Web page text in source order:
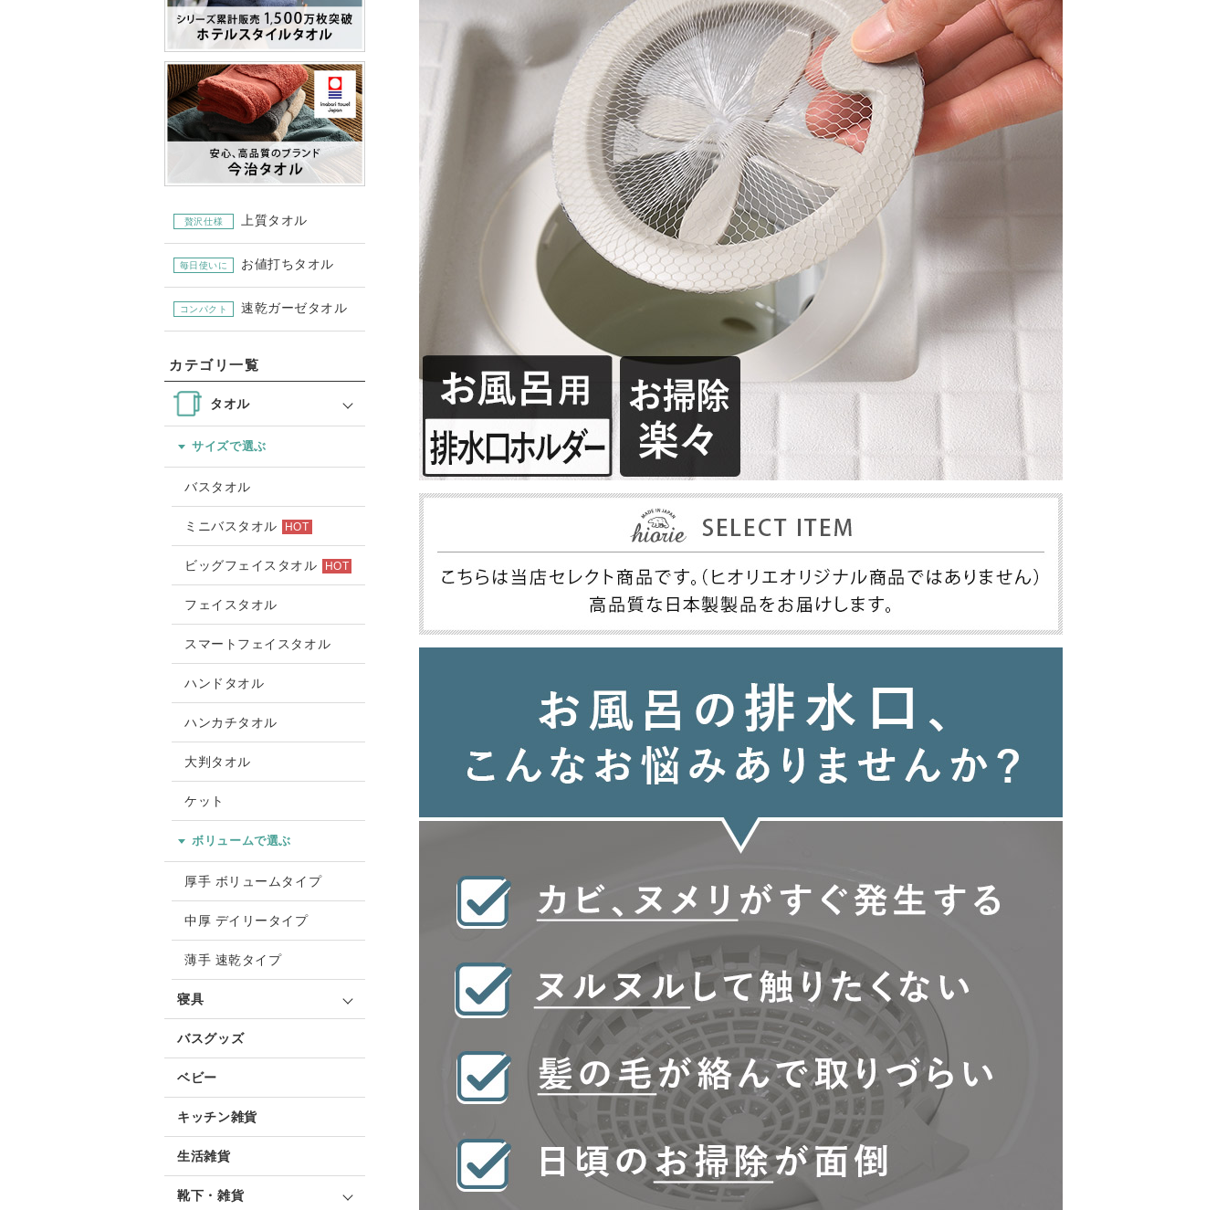
贅沢仕様 上質タオル
毎日使いに お値打ちタオル
コンパクト 速乾ガーゼタオル
カテゴリ一覧
タオル
サイズで選ぶ
バスタオル
ミニバスタオル HOT
ビッグフェイスタオル HOT
フェイスタオル
スマートフェイスタオル
ハンドタオル
ハンカチタオル
大判タオル
ケット
ボリュームで選ぶ
厚手 ボリュームタイプ
中厚 デイリータイプ
薄手 速乾タイプ
寝具
バスグッズ
ベビー
キッチン雑貨
生活雑貨
靴下・雑貨